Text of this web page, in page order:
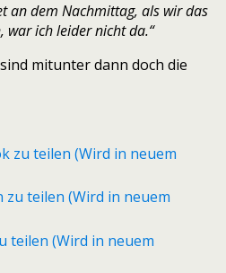
an dem Nachmittag, als wir das
war ich leider nicht da.“
mitunter dann doch die
zu teilen (Wird in neuem
zu teilen (Wird in neuem
teilen (Wird in neuem